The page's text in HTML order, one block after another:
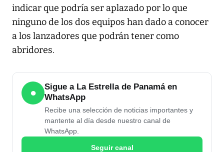
indicar que podría ser aplazado por lo que
ninguno de los dos equipos han dado a conocer
a los lanzadores que podrán tener como
abridores.
●
Sigue a La Estrella de Panamá en
WhatsApp
Recibe una selección de noticias importantes y
mantente al día desde nuestro canal de
WhatsApp.
Seguir canal